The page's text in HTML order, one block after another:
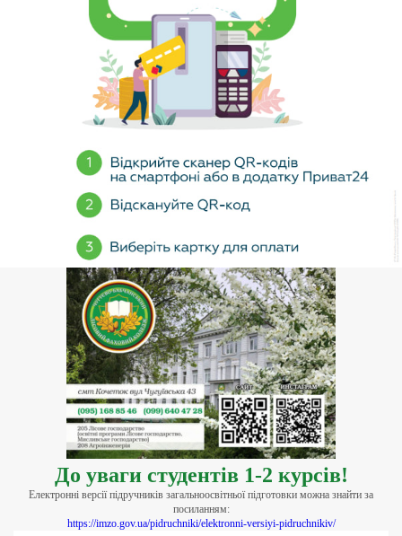
До уваги студентів 1-2 курсів!
Електронні версії підручників загальноосвітньої підготовки можна знайти за
посиланням:
https://imzo.gov.ua/pidruchniki/elektronni-versiyi-pidruchnikiv/